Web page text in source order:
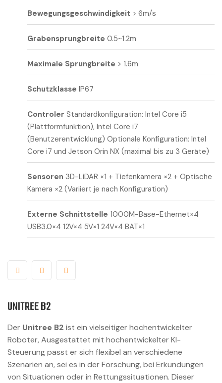
Bewegungsgeschwindigkeit > 6m/s
Grabensprungbreite 0.5~1.2m
Maximale Sprungbreite > 1.6m
Schutzklasse IP67
Controler Standardkonfiguration: Intel Core i5
(Plattformfunktion), Intel Core i7
(Benutzerentwicklung) Optionale Konfiguration: Intel
Core i7 und Jetson Orin NX (maximal bis zu 3 Geräte)
Sensoren 3D-LiDAR ×1 + Tiefenkamera ×2 + Optische
Kamera ×2 (Variiert je nach Konfiguration)
Externe Schnittstelle 1000M-Base-Ethernet×4
USB3.0×4 12V×4 5V×1 24V×4 BAT×1
UNITREE B2
Der Unitree B2 ist ein vielseitiger hochentwickelter
Roboter, Ausgestattet mit hochentwickelter KI-
Steuerung passt er sich flexibel an verschiedene
Szenarien an, sei es in der Forschung, bei Erkundungen
von Situationen oder in Rettungssituationen. Dieser